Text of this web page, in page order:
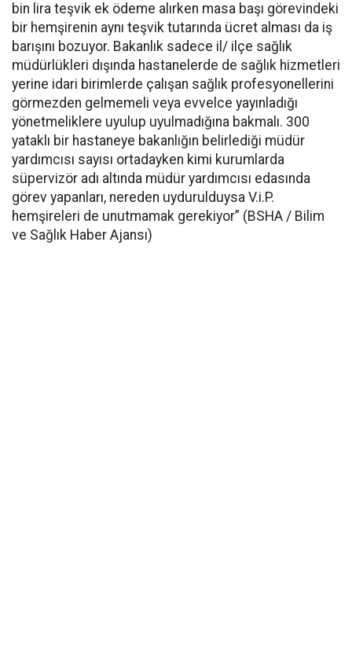
bin lira teşvik ek ödeme alırken masa başı görevindeki
bir hemşirenin aynı teşvik tutarında ücret alması da iş
barışını bozuyor. Bakanlık sadece il/ ilçe sağlık
müdürlükleri dışında hastanelerde de sağlık hizmetleri
yerine idari birimlerde çalışan sağlık profesyonellerini
görmezden gelmemeli veya evvelce yayınladığı
yönetmeliklere uyulup uyulmadığına bakmalı. 300
yataklı bir hastaneye bakanlığın belirlediği müdür
yardımcısı sayısı ortadayken kimi kurumlarda
süpervizör adı altında müdür yardımcısı edasında
görev yapanları, nereden uydurulduysa V.i.P.
hemşireleri de unutmamak gerekiyor” (BSHA / Bilim
ve Sağlık Haber Ajansı)